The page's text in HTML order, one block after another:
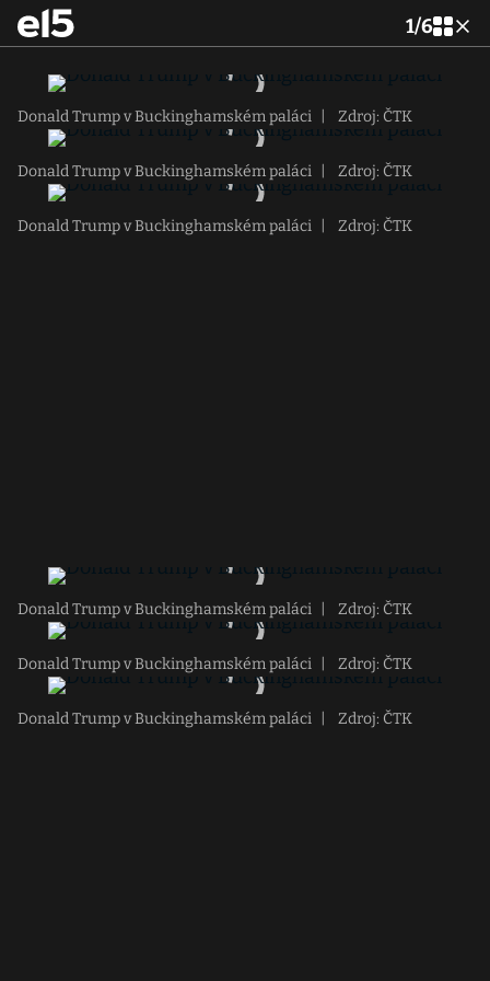
1/6
Donald Trump v Buckinghamském paláci Zdroj: ČTK
Donald Trump v Buckinghamském paláci Zdroj: ČTK
Donald Trump v Buckinghamském paláci Zdroj: ČTK
Donald Trump v Buckinghamském paláci Zdroj: ČTK
Donald Trump v Buckinghamském paláci Zdroj: ČTK
Donald Trump v Buckinghamském paláci Zdroj: ČTK